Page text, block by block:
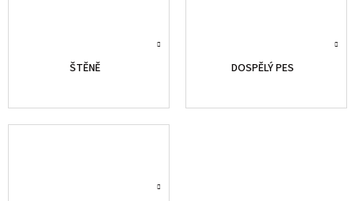
ŠTĚNĚ DOSPĚLÝ PES